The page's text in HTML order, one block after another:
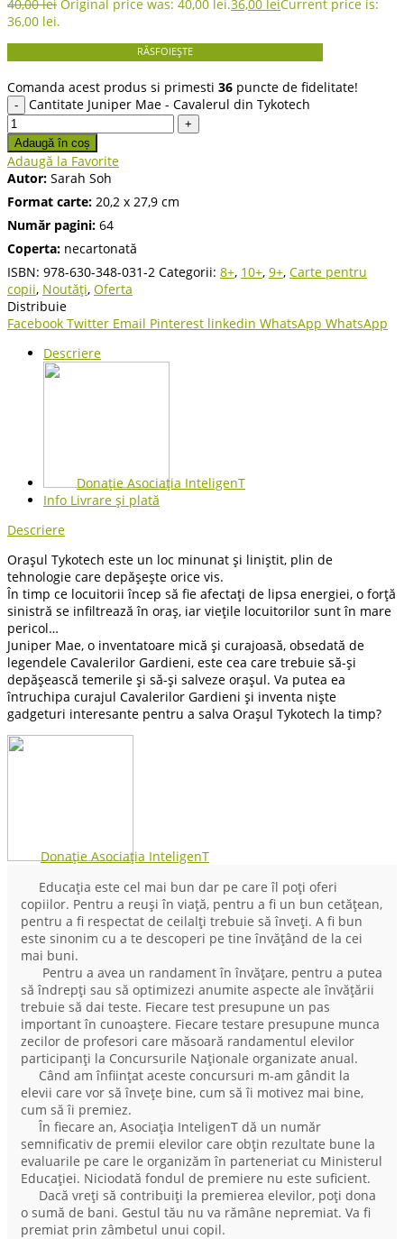
40,00lei Original price was: 40,00 lei.36,00 leiCurrent price is:
36,00 lei.
RĂSFOIEȘTE
Comanda acest produs si primesti 36 puncte de fidelitate!
Cantitate Juniper Mae - Cavalerul din Tykotech
Adaugă în coș
Adaugă la Favorite
Autor: Sarah Soh
Format carte: 20,2 x 27,9 cm
Număr pagini: 64
Coperta: necartonată
ISBN: 978-630-348-031-2 Categorii: 8+, 10+, 9+, Carte pentru
copii, Noutăți, Oferta
Distribuie
Facebook Twitter Email Pinterest linkedin WhatsApp WhatsApp
Descriere
Donație Asociația InteligenT
Info Livrare și plată
Descriere
Orașul Tykotech este un loc minunat și liniștit, plin de
tehnologie care depășește orice vis.
În timp ce locuitorii încep să fie afectați de lipsa energiei, o forță
sinistră se infiltrează în oraș, iar viețile locuitorilor sunt în mare
pericol…
Juniper Mae, o inventatoare mică și curajoasă, obsedată de
legendele Cavalerilor Gardieni, este cea care trebuie să-și
depășească temerile și să-și salveze orașul. Va putea ea
întruchipa curajul Cavalerilor Gardieni și inventa niște
gadgeturi interesante pentru a salva Orașul Tykotech la timp?
Donație Asociația InteligenT
Educația este cel mai bun dar pe care îl poți oferi
copiilor. Pentru a reuși în viață, pentru a fi un bun cetățean,
pentru a fi respectat de ceilalți trebuie să înveți. A fi bun
este sinonim cu a te descoperi pe tine învățând de la cei
mai buni.
Pentru a avea un randament în învățare, pentru a putea
să îndrepți sau să optimizezi anumite aspecte ale învățării
trebuie să dai teste. Fiecare test presupune un pas
important în cunoaștere. Fiecare testare presupune munca
zecilor de profesori care măsoară randamentul elevilor
participanți la Concursurile Naționale organizate anual.
Când am înființat aceste concursuri m-am gândit la
elevii care vor să învețe bine, cum să îi motivez mai bine,
cum să îi premiez.
În fiecare an, Asociația InteligenT dă un număr
semnificativ de premii elevilor care obțin rezultate bune la
evaluarile pe care le organizăm în parteneriat cu Ministerul
Educației. Niciodată fondul de premiere nu este suficient.
Dacă vreți să contribuiți la premierea elevilor, poți dona
o sumă de bani. Gestul tău nu va rămâne nepremiat. Va fi
premiat prin zâmbetul unui copil.